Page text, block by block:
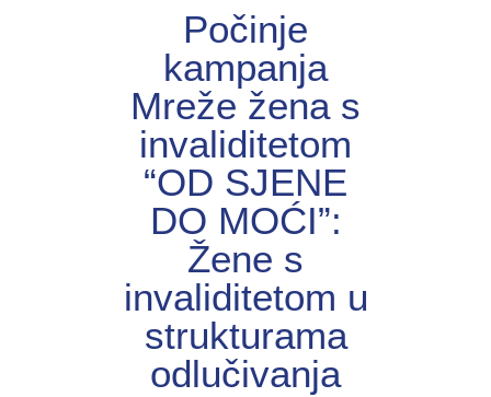
Počinje
kampanja
Mreže žena s
invaliditetom
“OD SJENE
DO MOĆI”:
Žene s
invaliditetom u
strukturama
odlučivanja